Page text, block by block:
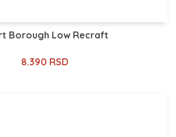
Borough Low Recraft
8.390 RSD